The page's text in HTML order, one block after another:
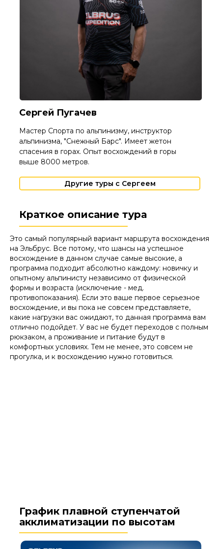
Сергей Пугачев
Мастер Спорта по альпинизму, инструктор
альпинизма, "Снежный Барс". Имеет жетон
спасения в горах. Опыт восхождений в горы
выше 8000 метров.
Другие туры с Сергеем
Краткое описание тура
Это самый популярный вариант маршрута восхождения
на Эльбрус. Все потому, что шансы на успешное
восхождение в данном случае самые высокие, а
программа подходит абсолютно каждому: новичку и
опытному альпинисту независимо от физической
формы и возраста (исключение - мед.
противопоказания). Если это ваше первое серьезное
восхождение, и вы пока не совсем представляете,
какие нагрузки вас ожидают, то данная программа вам
отлично подойдет. У вас не будет переходов с полным
рюкзаком, а проживание и питание будут в
комфортных условиях. Тем не менее, это совсем не
прогулка, и к восхождению нужно готовиться.
График плавной ступенчатой
акклиматизации по высотам